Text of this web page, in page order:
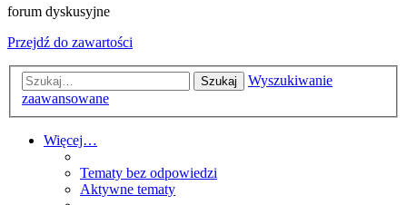
forum dyskusyjne
Przejdź do zawartości
Szukaj
Wyszukiwanie
zaawansowane
Więcej…
Tematy bez odpowiedzi
Aktywne tematy